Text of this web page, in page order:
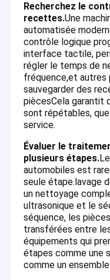
Recherchez le
recettes.Une
automatisée
contrôle logique
interface tactile,
régler le temps de
fréquence,et autres
sauvegarder des
piècesCela garantit
sont répétables,
service.
Évaluer le
plusieurs étapes.
automobiles est
seule étape.lavage
un nettoyage
ultrasonique et le
séquence, les
transférées entre
équipements qui
étapes comme une
comme un